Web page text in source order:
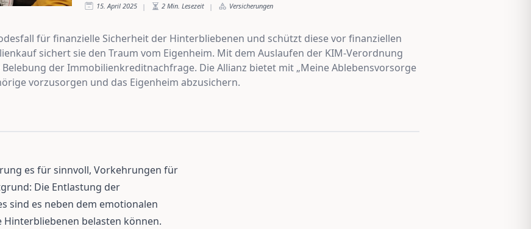
15. April 2025 | 2 Min. Lesezeit | Versicherungen
für finanzielle Sicherheit der Hinterbliebenen und schützt diese vor finanziellen
sichert sie den Traum vom Eigenheim. Mit dem Auslaufen der KIM-Verordnung
der Immobilienkreditnachfrage. Die Allianz bietet mit „Meine Ablebensvorsorge
vorzusorgen und das Eigenheim abzusichern.
es für sinnvoll, Vorkehrungen für
Die Entlastung der
sind es neben dem emotionalen
Hinterbliebenen belasten können.